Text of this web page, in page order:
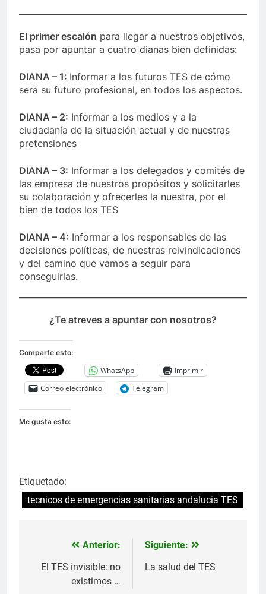
El primer escalón para llegar a nuestros objetivos,
pasa por apuntar a cuatro dianas bien definidas:
DIANA – 1: Informar a los futuros TES de cómo
será su futuro profesional, en todos los aspectos.
DIANA – 2: Informar a los medios y a la
ciudadanía de la situación actual y de nuestras
pretensiones
DIANA – 3: Informar a los delegados y comités de
las empresa de nuestros propósitos y solicitarles
su colaboración y ofrecerles la nuestra, por el
bien de todos los TES
DIANA – 4: Informar a los responsables de las
decisiones políticas, de nuestras reivindicaciones
y del camino que vamos a seguir para
conseguirlas.
¿Te atreves a apuntar con nosotros?
Comparte esto:
WhatsApp
Imprimir
Correo electrónico
Telegram
Me gusta esto:
Etiquetado:
tecnicos de emergencias sanitarias andalucia TES
Navegación
de
Anterior:
El TES invisible: no
existimos …
Siguiente:
La salud del TES